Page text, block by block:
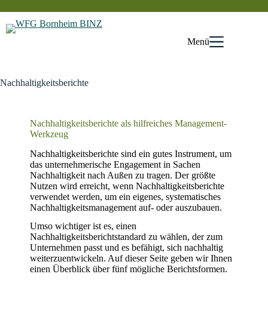
Inhalt
springen
Menü
Nachhaltigkeitsberichte
Nachhaltigkeitsberichte als hilfreiches Management-
Werkzeug
Nachhaltigkeitsberichte sind ein gutes Instrument, um
das unternehmerische Engagement in Sachen
Nachhaltigkeit nach Außen zu tragen. Der größte
Nutzen wird erreicht, wenn Nachhaltigkeitsberichte
verwendet werden, um ein eigenes, systematisches
Nachhaltigkeitsmanagement auf- oder auszubauen.
Umso wichtiger ist es, einen
Nachhaltigkeitsberichtstandard zu wählen, der zum
Unternehmen passt und es befähigt, sich nachhaltig
weiterzuentwickeln. Auf dieser Seite geben wir Ihnen
einen Überblick über fünf mögliche Berichtsformen.